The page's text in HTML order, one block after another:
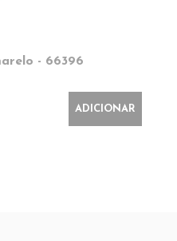
- 66396
ADICIONAR